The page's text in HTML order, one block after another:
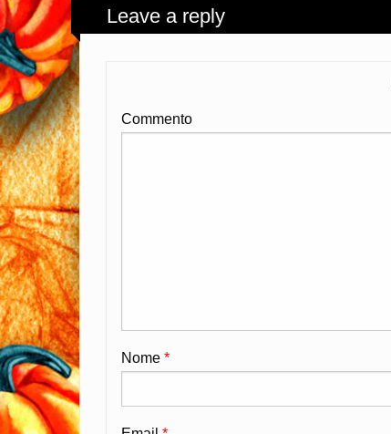
Leave a reply
Commento
Nome *